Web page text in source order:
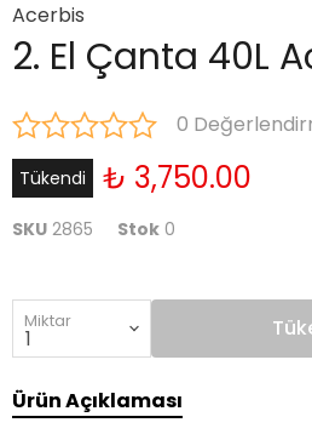
Acerbis
2. El Çanta 40L
0
Tükendi ₺ 3,750.00
SKU 2865 Stok 0
Miktar
Ürün Açıklaması